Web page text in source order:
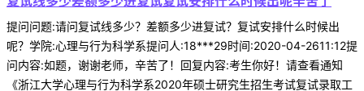
提问问题:请问复试线多少？差额多少进复试？复试安排什么时候出
呢？学院:心理与行为科学系提问人:18***29时间:2020-04-2611:12提
问内容:如题，谢谢老师，辛苦了！回复内容:考生你好！请查看通知
《浙江大学心理与行为科学系2020年硕士研究生招生考试复试录取工